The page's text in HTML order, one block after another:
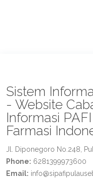
Sistem
- Website
Informasi
Farmasi
Jl. Diponegoro No.248,
Phone: 6281399973600
Email: